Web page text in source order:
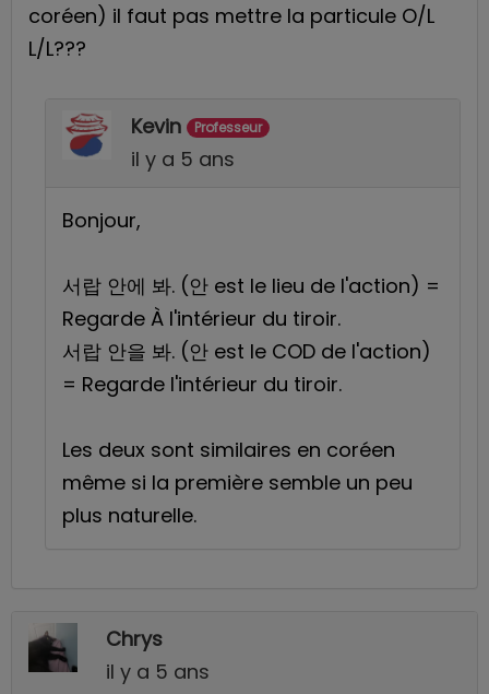
coréen) il faut pas mettre la particule O/L
L/L???
Kevin Professeur
il y a 5 ans
Bonjour,
서랍 안에 봐. (안 est le lieu de l'action) =
Regarde À l'intérieur du tiroir.
서랍 안을 봐. (안 est le COD de l'action)
= Regarde l'intérieur du tiroir.
Les deux sont similaires en coréen
même si la première semble un peu
plus naturelle.
Chrys
il y a 5 ans